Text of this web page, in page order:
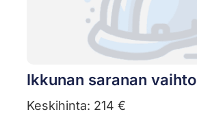
Ikkunan saranan vaihto
Keskihinta: 214 €